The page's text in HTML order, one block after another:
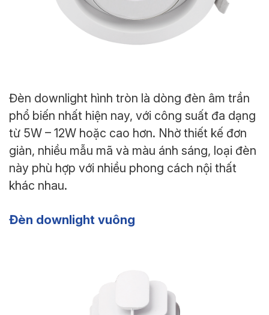
Đèn downlight hình tròn là dòng đèn âm trần
phổ biến nhất hiện nay, với công suất đa dạng
từ 5W – 12W hoặc cao hơn. Nhờ thiết kế đơn
giản, nhiều mẫu mã và màu ánh sáng, loại đèn
này phù hợp với nhiều phong cách nội thất
khác nhau.
Đèn downlight vuông